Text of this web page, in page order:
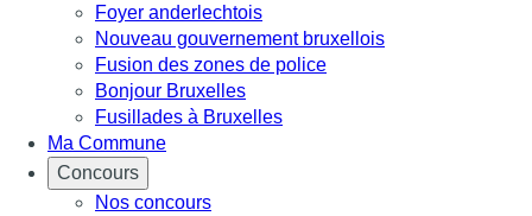
Foyer anderlechtois
Nouveau gouvernement bruxellois
Fusion des zones de police
Bonjour Bruxelles
Fusillades à Bruxelles
Ma Commune
Concours
Nos concours